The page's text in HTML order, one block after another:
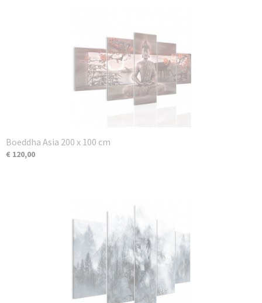
Boeddha Asia 200 x 100 cm
€ 120,00